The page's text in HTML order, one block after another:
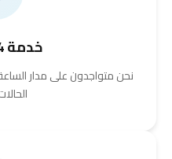
خدمة 24 ساعة
نحن متواجدون على مدار